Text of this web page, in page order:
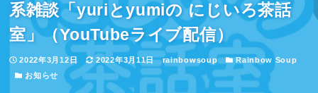
系雑談「yuriとyumiの にじいろ茶話
室」（YouTubeライブ配信）
投稿日
2022年3月12日 更新日
2022年3月11日 著者
rainbowsoup カテゴリー
Rainbow Soup
カテゴリー
お知らせ